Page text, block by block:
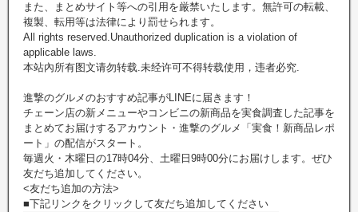
また、まとめサイト等への引用を厳禁いたします。無許可の転載、
複製、転用等は法律により罰せられます。
All rights reserved.Unauthorized duplication is a violation of
applicable laws.
本站內所有图文请勿转载.未经许可不得转载使用，违者必究.
進撃のグルメのおすすめ記事がLINEに届きます！
チェーン店の新メニューやコンビニの新商品を実食調査した記事を
まとめてお届けするアカウント・進撃のグルメ「実食！新商品レポ
ート」の配信がスタート。
毎週火・木曜日の17時04分、土曜日9時00分にお届けします。ぜひ
友だち追加してください。
<友だち追加の方法>
■下記リンクをクリックして友だち追加してください